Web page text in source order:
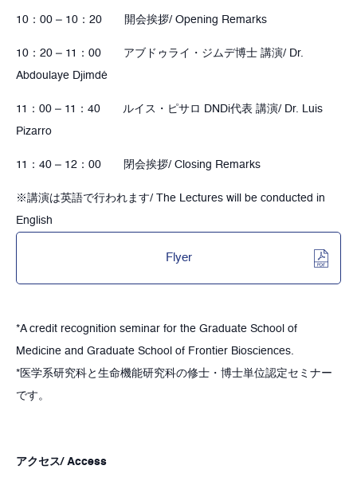
10：00 – 10：20 開会挨拶/ Opening Remarks
10：20 – 11：00 アブドゥライ・ジムデ博士 講演/ Dr.
Abdoulaye Djimdé
11：00 – 11：40 ルイス・ピサロ DNDi代表 講演/ Dr. Luis
Pizarro
11：40 – 12：00 閉会挨拶/ Closing Remarks
※講演は英語で行われます/ The Lectures will be conducted in
English
Flyer
*A credit recognition seminar for the Graduate School of
Medicine and Graduate School of Frontier Biosciences.
*医学系研究科と生命機能研究科の修士・博士単位認定セミナー
です。
アクセス/ Access